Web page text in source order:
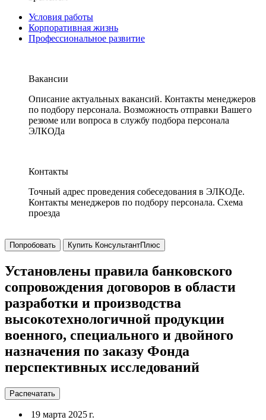
Условия работы
Корпоративная жизнь
Профессиональное развитие
Вакансии
Описание актуальных вакансий. Контакты менеджеров
по подбору персонала. Возможность отправки Вашего
резюме или вопроса в службу подбора персонала
ЭЛКОДа
Контакты
Точный адрес проведения собеседования в ЭЛКОДе.
Контакты менеджеров по подбору персонала. Схема
проезда
Попробовать Купить КонсультантПлюс
Установлены правила банковского
сопровождения договоров в области
разработки и производства
высокотехнологичной продукции
военного, специального и двойного
назначения по заказу Фонда
перспективных исследований
Распечатать
19 марта 2025 г.